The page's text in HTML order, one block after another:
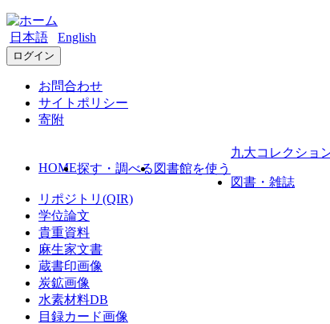
日本語 English
ログイン
お問合わせ
サイトポリシー
寄附
HOME探す・調べる 図書館を使う
九大コレクショ
図書・雑誌
リポジトリ(QIR)
学位論文
貴重資料
麻生家文書
蔵書印画像
炭鉱画像
水素材料DB
目録カード画像